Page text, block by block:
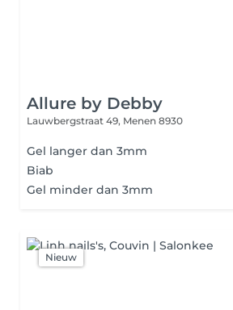
Allure by Debby
Lauwbergstraat 49, Menen 8930
Gel langer dan 3mm
Biab
Gel minder dan 3mm
Nieuw